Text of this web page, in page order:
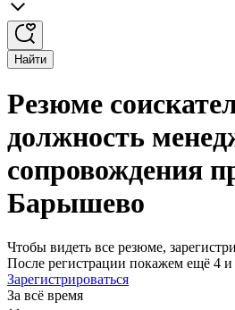
Найти
Резюме
должность
сопровождения
Барышево
Чтобы видеть все резюме,
После регистрации покажем ещё 4
Зарегистрироваться
За всё время